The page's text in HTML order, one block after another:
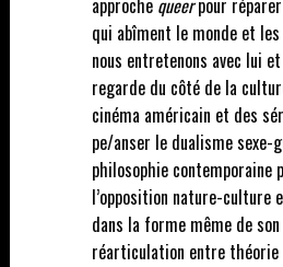
approche queerpour
qui abîment le monde et
nous entretenons avec lui
regarde du côté de la
cinéma américain et des
pe/anser le dualisme sexe-
philosophie contemporaine
l’opposition nature-culture
dans la forme même de
réarticulation entre